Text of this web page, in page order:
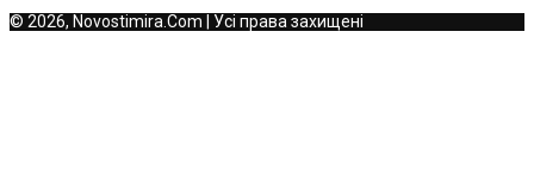
© 2026, Novostimira.Com | Усі права захищені